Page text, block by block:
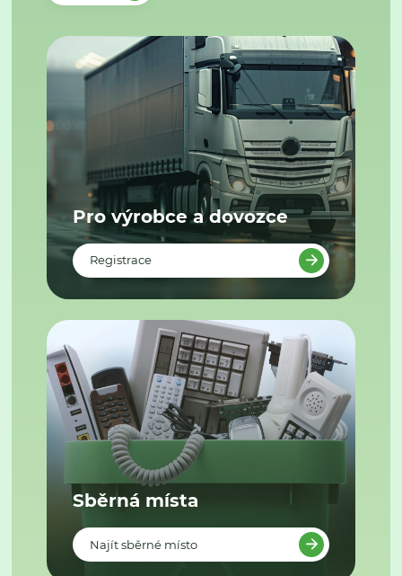
Pro výrobce a dovozce
Registrace
Sběrná místa
Najít sběrné místo